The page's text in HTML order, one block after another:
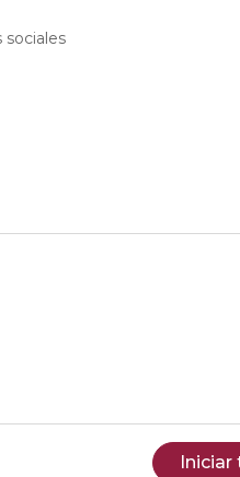
sociales
Iniciar